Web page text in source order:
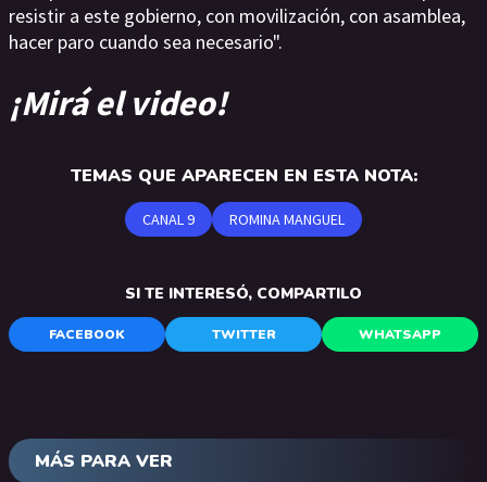
resistir a este gobierno, con movilización, con asamblea,
hacer paro cuando sea necesario".
¡Mirá el video!
TEMAS QUE APARECEN EN ESTA NOTA:
CANAL 9 ROMINA MANGUEL
SI TE INTERESÓ, COMPARTILO
FACEBOOK TWITTER WHATSAPP
MÁS PARA VER